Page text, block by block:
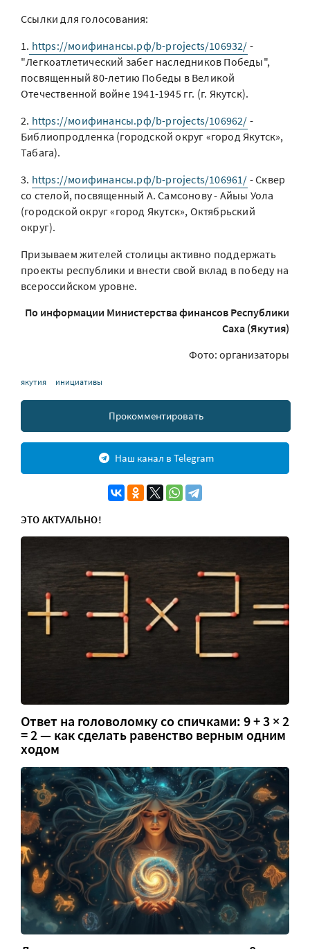
Ссылки для голосования:
1. https://моифинансы.рф/b-projects/106932/ -
"Легкоатлетический забег наследников Победы",
посвященный 80-летию Победы в Великой
Отечественной войне 1941-1945 гг. (г. Якутск).
2. https://моифинансы.рф/b-projects/106962/ -
Библиопродленка (городской округ «город Якутск»,
Табага).
3. https://моифинансы.рф/b-projects/106961/ - Сквер
со стелой, посвященный А. Самсонову - Айыы Уола
(городской округ «город Якутск», Октябрьский
округ).
Призываем жителей столицы активно поддержать
проекты республики и внести свой вклад в победу на
всероссийском уровне.
По информации Министерства финансов Республики
Саха (Якутия)
Фото: организаторы
якутия инициативы
Прокомментировать
Наш канал в Telegram
ЭТО АКТУАЛЬНО!
Ответ на головоломку со спичками: 9 + 3 × 2
= 2 — как сделать равенство верным одним
ходом